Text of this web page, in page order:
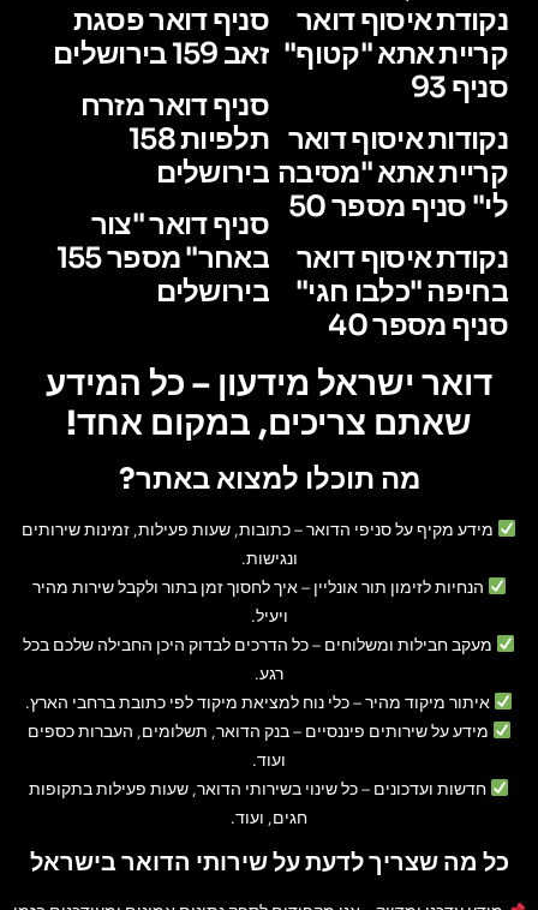
נקודת איסוף דואר
קריית אתא "קטוף"
סניף 93
נקודות איסוף דואר
קריית אתא "מסיבה
לי" סניף מספר 50
נקודת איסוף דואר
בחיפה "כלבו חגי"
סניף מספר 40
סניף דואר פסגת
זאב 159 בירושלים
סניף דואר מזרח
תלפיות 158
בירושלים
סניף דואר "צור
באחר" מספר 155
בירושלים
דואר ישראל מידעון – כל המידע
שאתם צריכים, במקום אחד!
מה תוכלו למצוא באתר?
מידע מקיף על סניפי הדואר– כתובות, שעות פעילות, זמינות שירותים
ונגישות.
הנחיות לזימון תור אונליין – איך לחסוך זמן בתור ולקבל שירות מהיר
ויעיל.
מעקב חבילות ומשלוחים – כל הדרכים לבדוק היכן החבילה שלכם בכל
רגע.
איתור מיקוד מהיר– כלי נוח למציאת מיקוד לפי כתובת ברחבי הארץ.
מידע על שירותים פיננסיים – בנק הדואר, תשלומים, העברות כספים
ועוד.
חדשות ועדכונים – כל שינוי בשירותי הדואר, שעות פעילות בתקופות
חגים, ועוד.
כל מה שצריך לדעת על שירותי הדואר בישראל